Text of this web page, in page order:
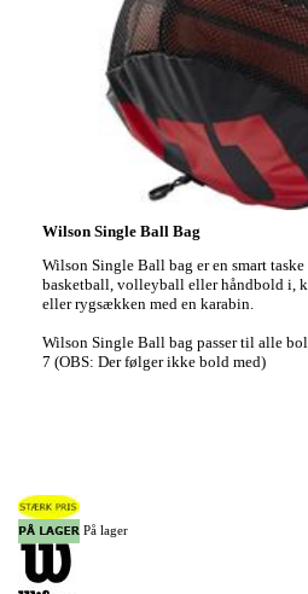
Wilson Single Ball Bag
Wilson Single Ball bag er en smart
basketball, volleyball eller håndbold i,
eller rygsækken med en karabin.
Wilson Single Ball bag passer til alle
7 (OBS: Der følger ikke bold med)
På lager